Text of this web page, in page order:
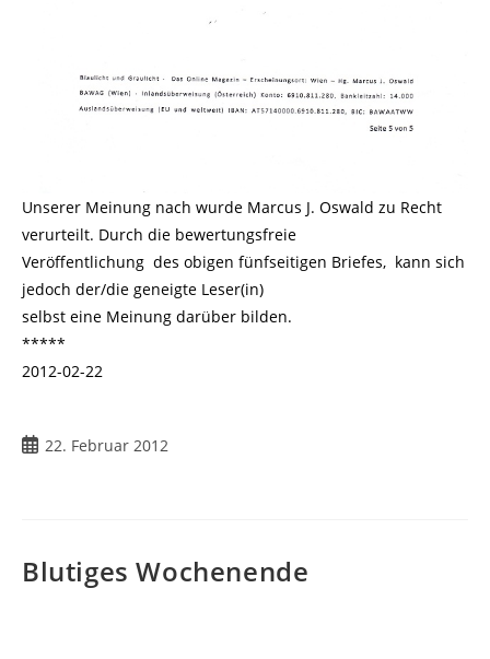
Unserer Meinung nach wurde Marcus J. Oswald zu Recht
verurteilt. Durch die bewertungsfreie
Veröffentlichung des obigen fünfseitigen Briefes, kann sich
jedoch der/die geneigte Leser(in)
selbst eine Meinung darüber bilden.
*****
2012-02-22
Beitrag
22. Februar 2012
Blutiges Wochenende